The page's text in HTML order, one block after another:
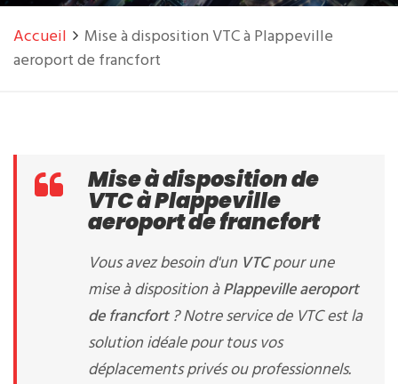
Accueil
Mise à disposition VTC à Plappeville
aeroport de francfort
Mise à disposition de
VTC à Plappeville
aeroport de francfort
Vous avez besoin d'un VTCpour une
mise à disposition àPlappeville aeroport
de francfort? Notre service de VTC est la
solution idéale pour tous vos
déplacements privés ou professionnels.